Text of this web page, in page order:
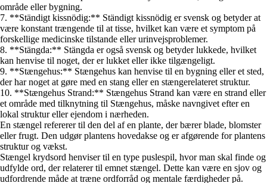
område eller bygning.
7. **Ständigt kissnödig:** Ständigt kissnödig er svensk og betyder at
være konstant trængende til at tisse, hvilket kan være et symptom på
forskellige medicinske tilstande eller urinvejsproblemer.
8. **Stängda:** Stängda er også svensk og betyder lukkede, hvilket
kan henvise til noget, der er lukket eller ikke tilgængeligt.
9. **Stængehus:** Stængehus kan henvise til en bygning eller et sted,
der har noget at gøre med en stang eller en stængerelateret struktur.
10. **Stængehus Strand:** Stængehus Strand kan være en strand eller
et område med tilknytning til Stængehus, måske navngivet efter en
lokal struktur eller ejendom i nærheden.
En stængel refererer til den del af en plante, der bærer blade, blomster
eller frugt. Den udgør plantens hovedakse og er afgørende for plantens
struktur og vækst.
Stængel krydsord henviser til en type puslespil, hvor man skal finde og
udfylde ord, der relaterer til emnet stængel. Dette kan være en sjov og
udfordrende måde at træne ordforråd og mentale færdigheder på.